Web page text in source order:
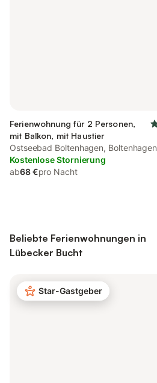
Ferienwohnung für 2 Personen,
mit Balkon, mit Haustier
Ostseebad Boltenhagen, Boltenhagen
Kostenlose Stornierung
ab68 €pro Nacht
Beliebte Ferienwohnungen in
Lübecker Bucht
Star-Gastgeber